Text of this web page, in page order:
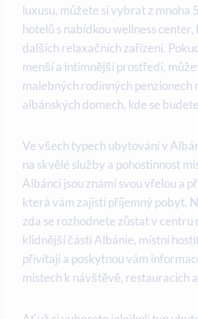
luxusu, ‍můžete ⁢si vybrat z mnoha
hotelů s nabídkou wellness center,
⁤dalších relaxačních zařízení.
menší a intimnější prostředí,
malebných rodinných penzionech
albánských domech, ⁣kde ‍se
Ve všech typech⁣ ubytování v
na skvělé služby a pohostinnost
Albánci jsou známí svou vřelou a
která vám ‍zajistí příjemný pobyt.
zda se⁣ rozhodnete zůstat‍ v centru
klidnější ‌části ⁤Albánie, místní
přivítají a poskytnou vám
místech k návštěvě, restauracích